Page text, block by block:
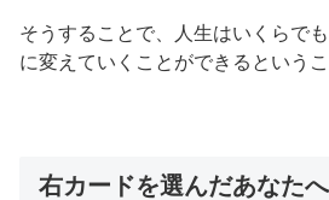
そうすることで、人生はいくらで
に変えていくことができるというこ
右カードを選んだあなた